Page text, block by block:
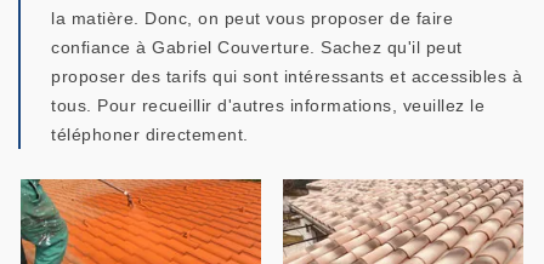
la matière. Donc, on peut vous proposer de faire
confiance à Gabriel Couverture. Sachez qu'il peut
proposer des tarifs qui sont intéressants et accessibles à
tous. Pour recueillir d'autres informations, veuillez le
téléphoner directement.